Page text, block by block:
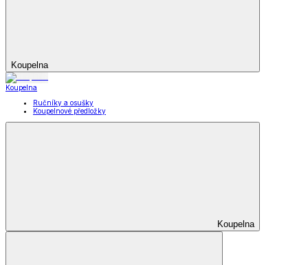
Koupelna
Koupelna
Ručníky a osušky
Koupelnové předložky
Koupelna